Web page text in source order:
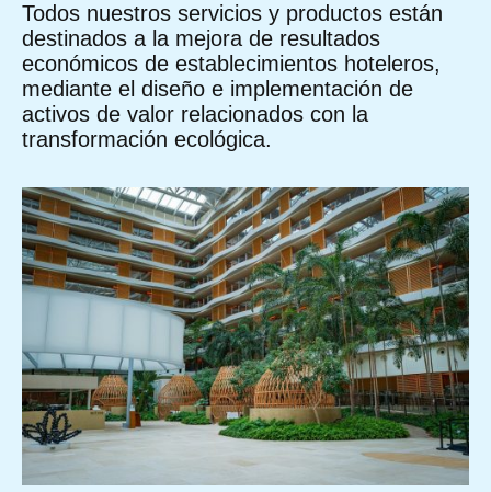
Todos nuestros servicios y productos están
destinados a la mejora de resultados
económicos de establecimientos hoteleros,
mediante el diseño e implementación de
activos de valor relacionados con la
transformación ecológica.